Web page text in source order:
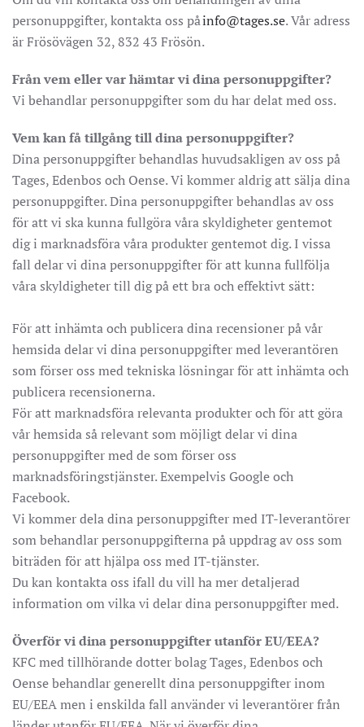
personuppgifter, kontakta oss påinfo@tages.se. Vår adress
är Frösövägen 32, 832 43 Frösön.
Från vem eller var hämtar vi dina personuppgifter?
Vi behandlar personuppgifter som du har delat med oss.
Vem kan få tillgång till dina personuppgifter?
Dina personuppgifter behandlas huvudsakligen av oss på
Tages, Edenbos och Oense. Vi kommer aldrig att sälja dina
personuppgifter. Dina personuppgifter behandlas av oss
för att vi ska kunna fullgöra våra skyldigheter gentemot
dig i marknadsföra våra produkter gentemot dig. I vissa
fall delar vi dina personuppgifter för att kunna fullfölja
våra skyldigheter till dig på ett bra och effektivt sätt:
För att inhämta och publicera dina recensioner på vår
hemsida delar vi dina personuppgifter med leverantören
som förser oss med tekniska lösningar för att inhämta och
publicera recensionerna.
För att marknadsföra relevanta produkter och för att göra
vår hemsida så relevant som möjligt delar vi dina
personuppgifter med de som förser oss
marknadsföringstjänster. Exempelvis Google och
Facebook.
Vi kommer dela dina personuppgifter med IT-leverantörer
som behandlar personuppgifterna på uppdrag av oss som
biträden för att hjälpa oss med IT-tjänster.
Du kan kontakta oss ifall du vill ha mer detaljerad
information om vilka vi delar dina personuppgifter med.
Överför vi dina personuppgifter utanför EU/EEA?
KFC med tillhörande dotter bolag Tages, Edenbos och
Oense behandlar generellt dina personuppgifter inom
EU/EEA men i enskilda fall använder vi leverantörer från